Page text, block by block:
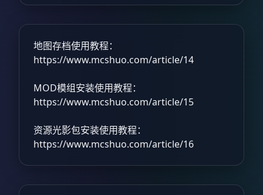
地图存档使用教程：
https://www.mcshuo.com/article/14
MOD模组安装使用教程：
https://www.mcshuo.com/article/15
资源光影包安装使用教程：
https://www.mcshuo.com/article/16